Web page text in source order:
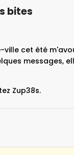
bites
ville cet été
messages,
Zup38s.